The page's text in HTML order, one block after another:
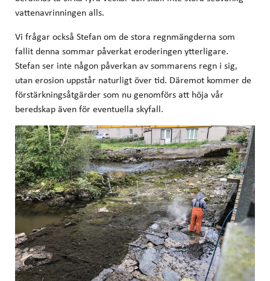
vattenavrinningen alls.
Vi frågar också Stefan om de stora regnmängderna som
fallit denna sommar påverkat eroderingen ytterligare.
Stefan ser inte någon påverkan av sommarens regn i sig,
utan erosion uppstår naturligt över tid. Däremot kommer de
förstärkningsåtgärder som nu genomförs att höja vår
beredskap även för eventuella skyfall.